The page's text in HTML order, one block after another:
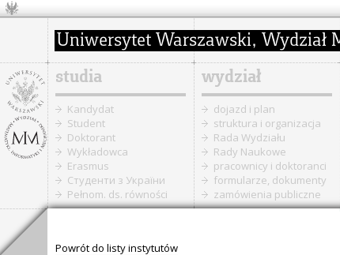
studia
Kandydat
Student
Doktorant
Wykładowca
Erasmus
Cтуденти з України
Pełnom. ds. równości
wydział
dojazd i plan
struktura i organizacja
Rada Wydziału
Rady Naukowe
pracownicy i doktoranci
formularze, dokumenty
zamówienia publiczne
Powrót do listy instytutów